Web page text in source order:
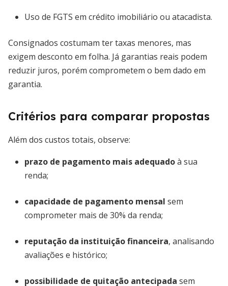
Uso de FGTS em crédito imobiliário ou atacadista.
Consignados costumam ter taxas menores, mas
exigem desconto em folha. Já garantias reais podem
reduzir juros, porém comprometem o bem dado em
garantia.
Critérios para comparar propostas
Além dos custos totais, observe:
prazo de pagamento mais adequadoà sua
renda;
capacidade de pagamento mensal sem
comprometer mais de 30% da renda;
reputação da instituição financeira, analisando
avaliações e histórico;
possibilidade de quitação antecipada sem